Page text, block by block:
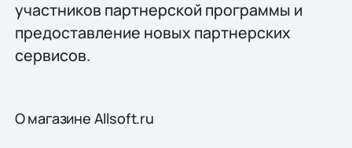
участников партнерской программы и
предоставление новых партнерских
сервисов.
О магазине Allsoft.ru